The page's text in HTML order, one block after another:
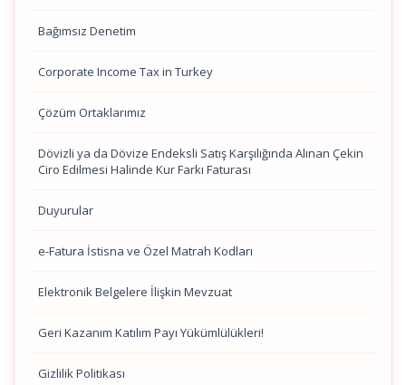
Bağımsız Denetim
Corporate Income Tax in Turkey
Çözüm Ortaklarımız
Dövizli ya da Dövize Endeksli Satış Karşılığında Alınan Çekin
Ciro Edilmesi Halinde Kur Farkı Faturası
Duyurular
e-Fatura İstisna ve Özel Matrah Kodları
Elektronik Belgelere İlişkin Mevzuat
Geri Kazanım Katılım Payı Yükümlülükleri!
Gizlilik Politikası